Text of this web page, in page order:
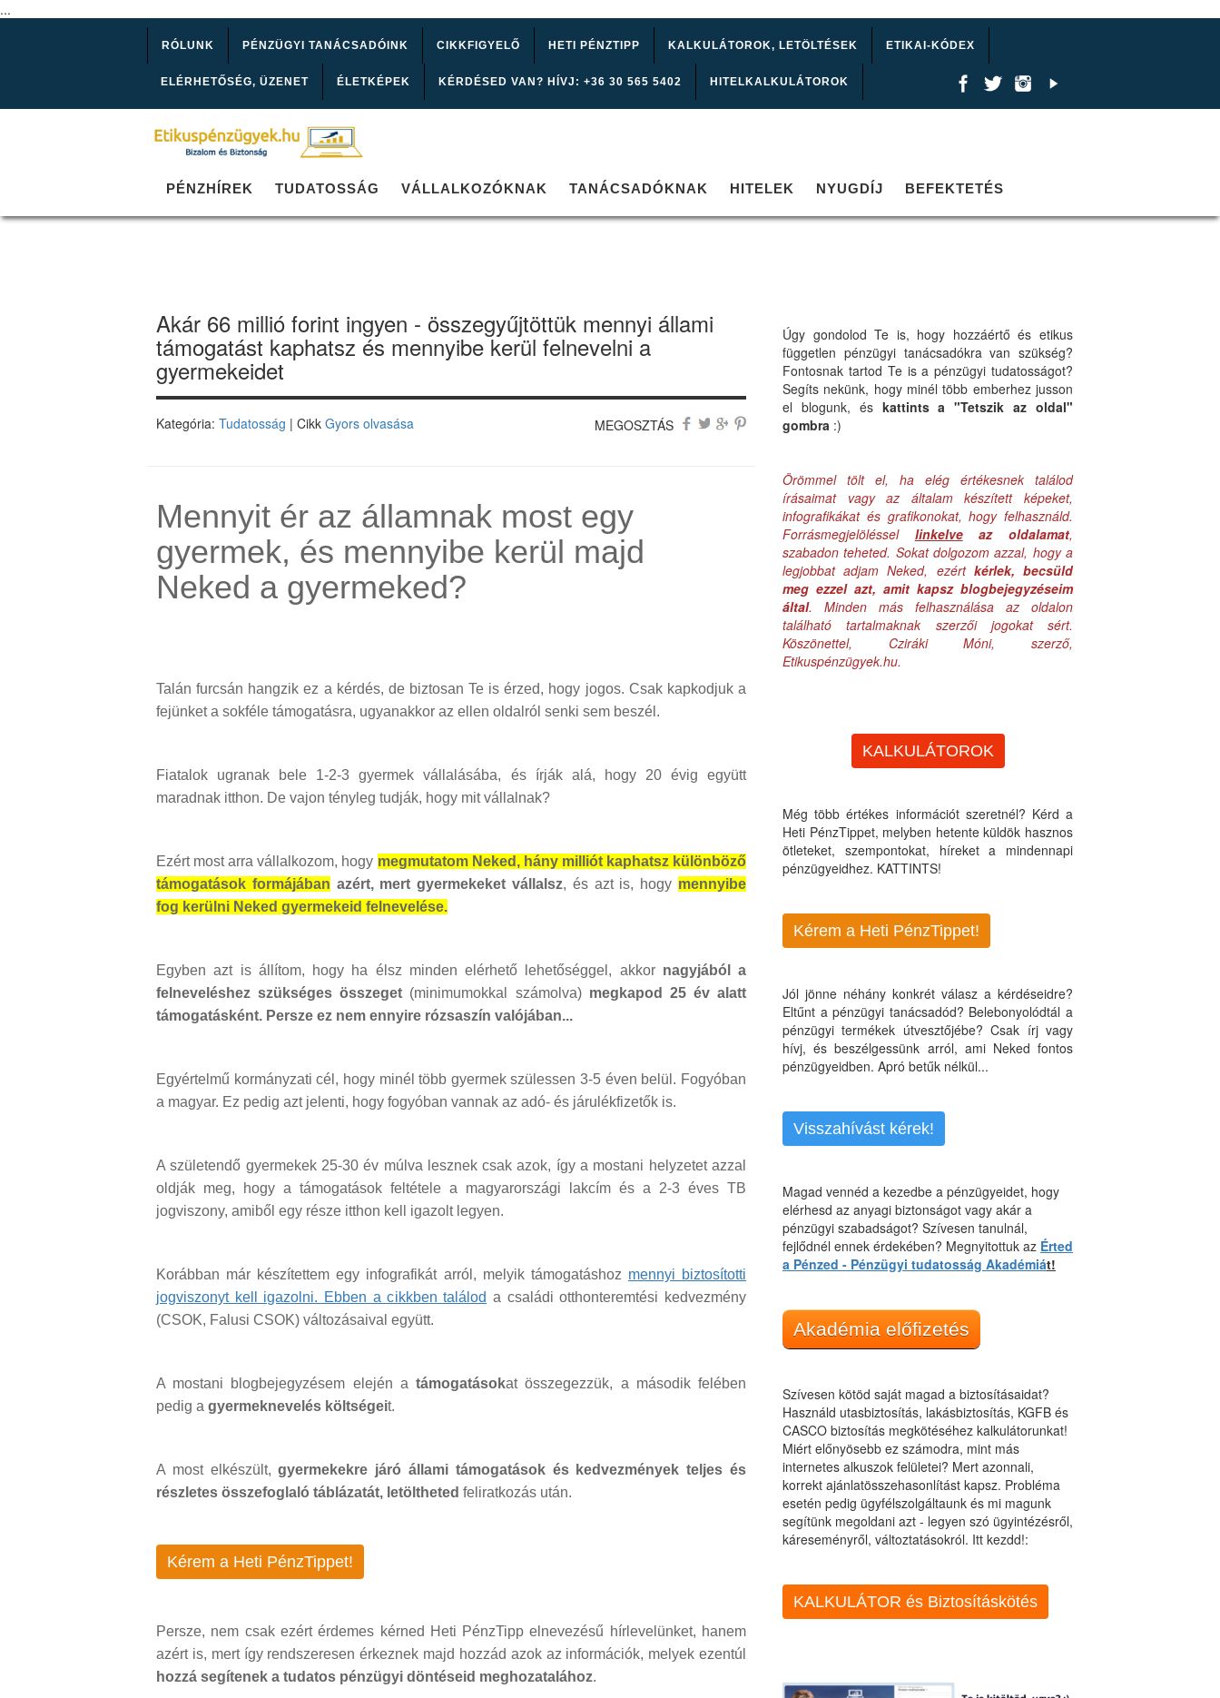
...
RÓLUNK PÉNZÜGYI TANÁCSADÓINK CIKKFIGYELŐ HETI PÉNZTIPP KALKULÁTOROK, LETÖLTÉSEK ETIKAI-KÓDEX
ELÉRHETŐSÉG, ÜZENET ÉLETKÉPEK KÉRDÉSED VAN? HÍVJ: +36 30 565 5402 HITELKALKULÁTOROK
PÉNZHÍREK TUDATOSSÁG VÁLLALKOZÓKNAK TANÁCSADÓKNAK HITELEK NYUGDÍJ BEFEKTETÉS
Akár 66 millió forint ingyen - összegyűjtöttük mennyi állami
támogatást kaphatsz és mennyibe kerül felnevelni a
gyermekeidet
Kategória: Tudatosság | Cikk Gyors olvasása MEGOSZTÁS
Mennyit ér az államnak most egy
gyermek, és mennyibe kerül majd
Neked a gyermeked?
Talán furcsán hangzik ez a kérdés, de biztosan Te is érzed, hogy jogos. Csak kapkodjuk a
fejünket a sokféle támogatásra, ugyanakkor az ellen oldalról senki sem beszél.
Fiatalok ugranak bele 1-2-3 gyermek vállalásába, és írják alá, hogy 20 évig együtt
maradnak itthon. De vajon tényleg tudják, hogy mit vállalnak?
Ezért most arra vállalkozom, hogy megmutatom Neked, hány milliót kaphatsz különböző
támogatások formájában azért, mert gyermekeket vállalsz, és azt is, hogy mennyibe
fog kerülni Neked gyermekeid felnevelése.
Egyben azt is állítom, hogy ha élsz minden elérhető lehetőséggel, akkor nagyjából a
felneveléshez szükséges összeget (minimumokkal számolva) megkapod 25 év alatt
támogatásként. Persze ez nem ennyire rózsaszín valójában...
Egyértelmű kormányzati cél, hogy minél több gyermek szülessen 3-5 éven belül. Fogyóban
a magyar. Ez pedig azt jelenti, hogy fogyóban vannak az adó- és járulékfizetők is.
A születendő gyermekek 25-30 év múlva lesznek csak azok, így a mostani helyzetet azzal
oldják meg, hogy a támogatások feltétele a magyarországi lakcím és a 2-3 éves TB
jogviszony, amiből egy része itthon kell igazolt legyen.
Korábban már készítettem egy infografikát arról, melyik támogatáshoz mennyi biztosítotti
jogviszonyt kell igazolni. Ebben a cikkben találod a családi otthonteremtési kedvezmény
(CSOK, Falusi CSOK) változásaival együtt.
A mostani blogbejegyzésem elején atámogatásokat összegezzük, a második felében
pedig a gyermeknevelés költségeit.
A most elkészült,gyermekekre járó állami támogatások és kedvezmények teljes és
részletes összefoglaló táblázatát, letöltheted feliratkozás után.
Kérem a Heti PénzTippet!
Persze, nem csak ezért érdemes kérned Heti PénzTipp elnevezésű hírlevelünket, hanem
azért is, mert így rendszeresen érkeznek majd hozzád azok az információk, melyek ezentúl
hozzá segítenek a tudatos pénzügyi döntéseid meghozatalához.
Úgy gondolod Te is, hogy hozzáértő és etikus
független pénzügyi tanácsadókra van szükség?
Fontosnak tartod Te is a pénzügyi tudatosságot?
Segíts nekünk, hogy minél több emberhez jusson
el blogunk, és kattints a "Tetszik az oldal"
gombra :)
Örömmel tölt el, ha elég értékesnek találod
írásaimat vagy az általam készített képeket,
infografikákat és grafikonokat, hogy felhasználd.
Forrásmegjelöléssel linkelveaz oldalamat,
szabadon teheted. Sokat dolgozom azzal, hogy a
legjobbat adjam Neked, ezért kérlek, becsüld
meg ezzel azt, amit kapsz blogbejegyzéseim
által. Minden más felhasználása az oldalon
található tartalmaknak szerzői jogokat sért.
Köszönettel, Cziráki Móni, szerző,
Etikuspénzügyek.hu.
KALKULÁTOROK
Még több értékes információt szeretnél? Kérd a
Heti PénzTippet, melyben hetente küldök hasznos
ötleteket, szempontokat, híreket a mindennapi
pénzügyeidhez. KATTINTS!
Kérem a Heti PénzTippet!
Jól jönne néhány konkrét válasz a kérdéseidre?
Eltűnt a pénzügyi tanácsadód? Belebonyolódtál a
pénzügyi termékek útvesztőjébe? Csak írj vagy
hívj, és beszélgessünk arról, ami Neked fontos
pénzügyeidben. Apró betűk nélkül...
Visszahívást kérek!
Magad vennéd a kezedbe a pénzügyeidet, hogy
elérhesd az anyagi biztonságot vagy akár a
pénzügyi szabadságot? Szívesen tanulnál,
fejlődnél ennek érdekében? Megnyitottuk az Érted
a Pénzed - Pénzügyi tudatosság Akadémiát!
Akadémia előfizetés
Szívesen kötöd saját magad a biztosításaidat?
Használd utasbiztosítás, lakásbiztosítás, KGFB és
CASCO biztosítás megkötéséhez kalkulátorunkat!
Miért előnyösebb ez számodra, mint más
internetes alkuszok felületei? Mert azonnali,
korrekt ajánlatösszehasonlítást kapsz. Probléma
esetén pedig ügyfélszolgáltaunk és mi magunk
segítünk megoldani azt - legyen szó ügyintézésről,
káreseményről, változtatásokról. Itt kezdd!:
KALKULÁTOR és Biztosításkötés